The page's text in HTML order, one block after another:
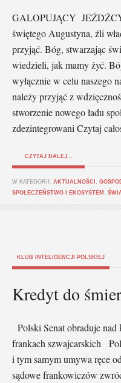
GALOPUJĄCY
świętego Augustyna, źli
przyjąć. Bóg, stwarzając
wiedzieli, jak mamy żyć.
wyłącznie w celu naszego
należy przyjąć z
stworzenie nowego ładu
zdezintegrowani Czytaj
CZYTAJ DALEJ...
W KATEGORII: AKTUALNOŚCI
SPOŁECZEŃSTWO I EKOSYSTEM
KLUB INTELIGENCJI POLSKIEJ
Kredyt do
Polski Senat obraduje
frankach szwajcarskich
i tym samym umywa ręce
sądowe frankowiczów